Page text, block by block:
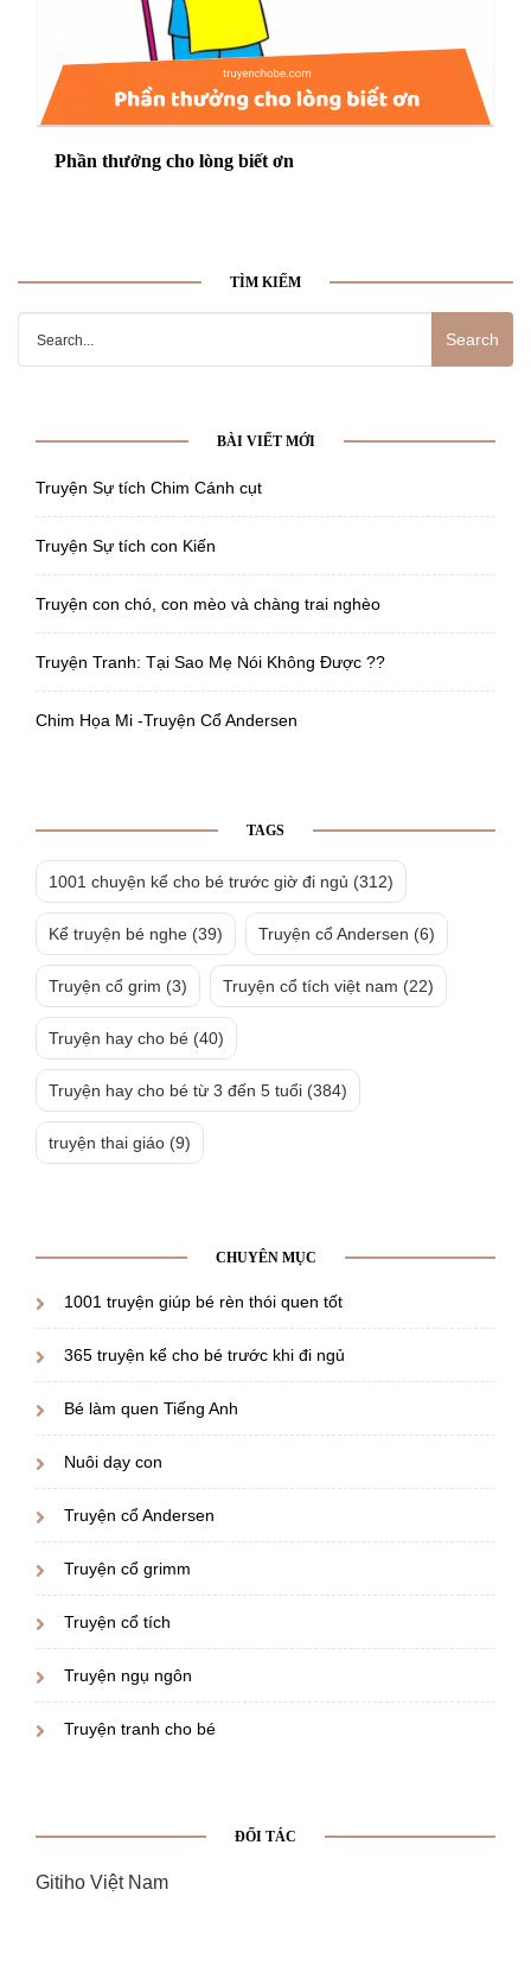
Phần thưởng cho lòng biết ơn
TÌM KIẾM
for:
BÀI VIẾT MỚI
Truyện Sự tích Chim Cánh cụt
Truyện Sự tích con Kiến
Truyện con chó, con mèo và chàng trai nghèo
Truyện Tranh: Tại Sao Mẹ Nói Không Được ??
Chim Họa Mi -Truyện Cổ Andersen
TAGS
1001 chuyện kể cho bé trước giờ đi ngủ (312)
Kể truyện bé nghe (39) Truyện cổ Andersen (6)
Truyện cổ grim (3) Truyện cổ tích việt nam (22)
Truyện hay cho bé (40)
Truyện hay cho bé từ 3 đến 5 tuổi (384)
truyện thai giáo (9)
CHUYÊN MỤC
1001 truyện giúp bé rèn thói quen tốt
365 truyện kể cho bé trước khi đi ngủ
Bé làm quen Tiếng Anh
Nuôi dạy con
Truyện cổ Andersen
Truyện cổ grimm
Truyện cổ tích
Truyện ngụ ngôn
Truyện tranh cho bé
ĐỐI TÁC
Gitiho Việt Nam